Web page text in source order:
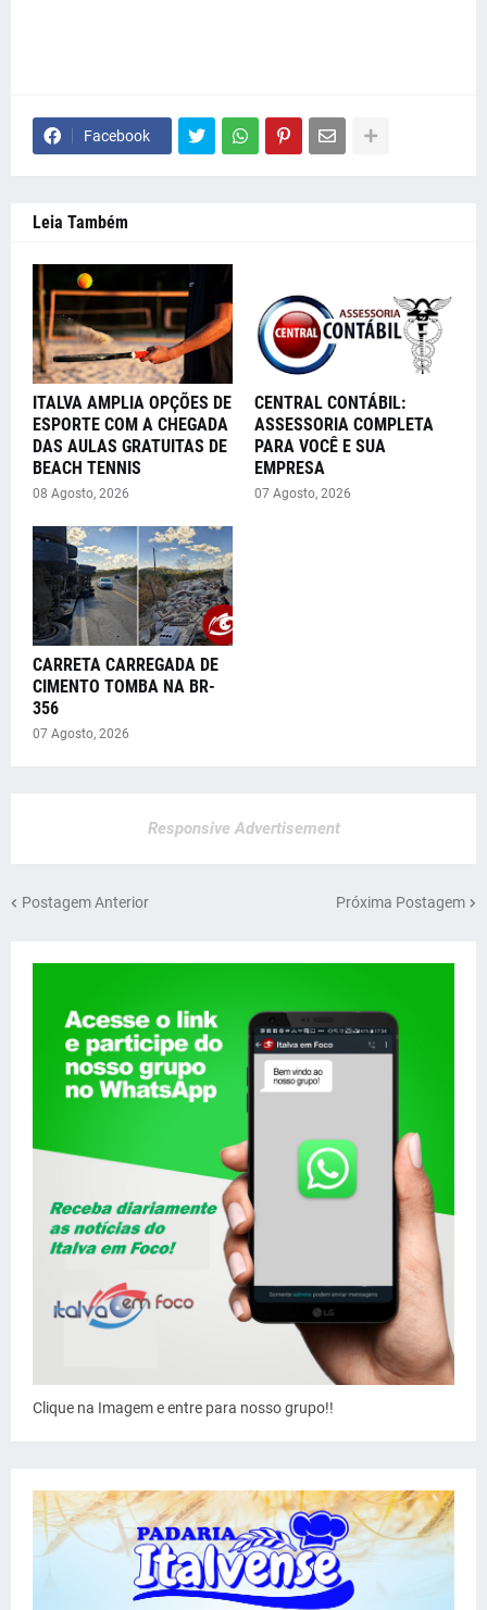
Facebook
Leia Também
ITALVA AMPLIA OPÇÕES DE
ESPORTE COM A CHEGADA
DAS AULAS GRATUITAS DE
BEACH TENNIS
08 Agosto, 2026
CENTRAL CONTÁBIL:
ASSESSORIA COMPLETA
PARA VOCÊ E SUA
EMPRESA
07 Agosto, 2026
CARRETA CARREGADA DE
CIMENTO TOMBA NA BR-
356
07 Agosto, 2026
Responsive Advertisement
Postagem Anterior Próxima Postagem
Clique na Imagem e entre para nosso grupo!!